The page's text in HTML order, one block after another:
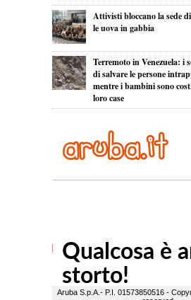
Attivisti bloccano la sede
le uova in gabbia
Terremoto in Venezuela: i
di salvare le persone
mentre i bambini sono
loro case